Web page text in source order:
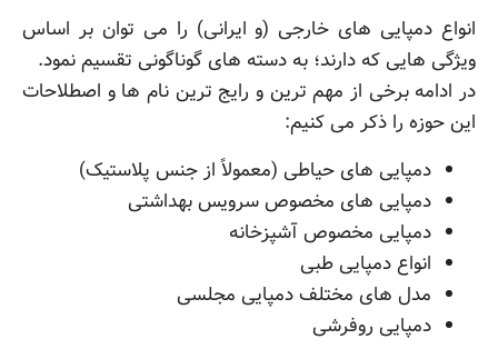
انواع دمپایی های خارجی (و ایرانی) را می توان بر اساس
ویژگی هایی که دارند؛ به دسته های گوناگونی تقسیم نمود.
در ادامه برخی از مهم ترین و رایج ترین نام ها و اصطلاحات
این حوزه را ذکر می کنیم:
دمپایی های حیاطی (معمولاً از جنس پلاستیک)
دمپایی های مخصوص سرویس بهداشتی
دمپایی مخصوص آشپزخانه
انواع دمپایی طبی
مدل های مختلف دمپایی مجلسی
دمپایی روفرشی